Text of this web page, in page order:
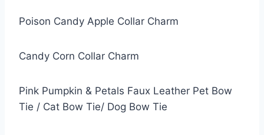
Poison Candy Apple Collar Charm
Candy Corn Collar Charm
Pink Pumpkin & Petals Faux Leather Pet Bow
Tie / Cat Bow Tie/ Dog Bow Tie